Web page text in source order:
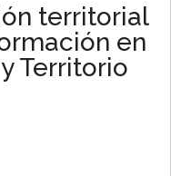
territorial
en
Territorio